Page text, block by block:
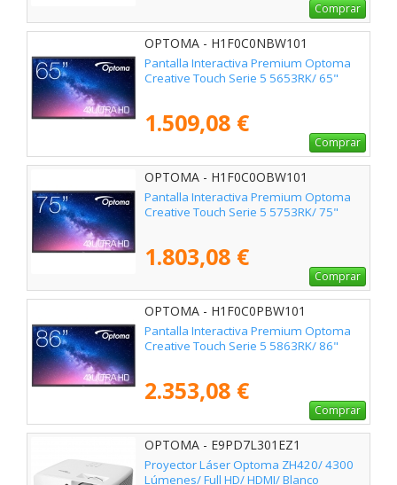
Comprar
OPTOMA - H1F0C0NBW101
Pantalla Interactiva Premium Optoma
Creative Touch Serie 5 5653RK/ 65"
1.509,08 €
Comprar
OPTOMA - H1F0C0OBW101
Pantalla Interactiva Premium Optoma
Creative Touch Serie 5 5753RK/ 75"
1.803,08 €
Comprar
OPTOMA - H1F0C0PBW101
Pantalla Interactiva Premium Optoma
Creative Touch Serie 5 5863RK/ 86"
2.353,08 €
Comprar
OPTOMA - E9PD7L301EZ1
Proyector Láser Optoma ZH420/ 4300
Lúmenes/ Full HD/ HDMI/ Blanco